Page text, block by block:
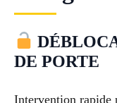
DE PORTE
Intervention rapide